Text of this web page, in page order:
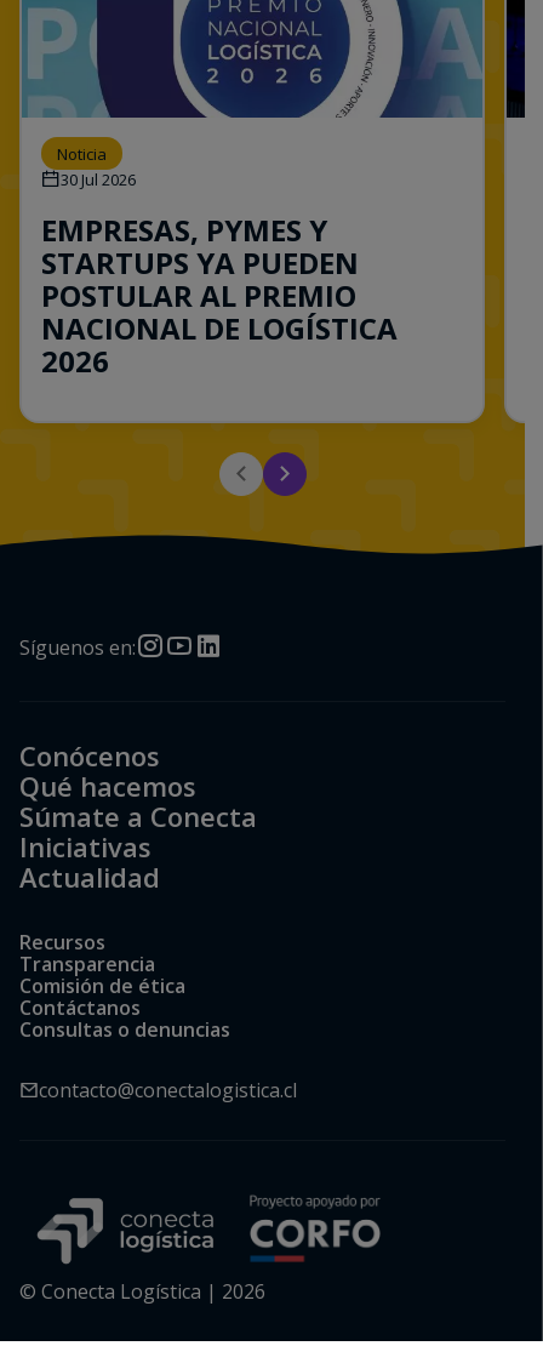
Noticia
30 Jul 2026
EMPRESAS, PYMES Y
STARTUPS YA PUEDEN
POSTULAR AL PREMIO
NACIONAL DE LOGÍSTICA
2026
Síguenos en:
Conócenos
Qué hacemos
Súmate a Conecta
Iniciativas
Actualidad
Recursos
Transparencia
Comisión de ética
Contáctanos
Consultas o denuncias
contacto@conectalogistica.cl
© Conecta Logística | 2026